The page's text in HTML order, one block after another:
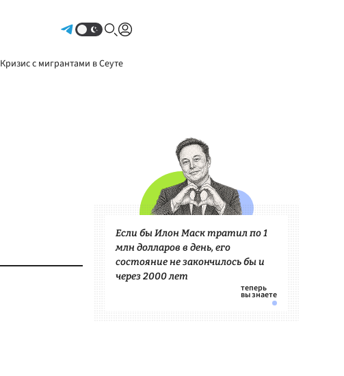
Кризис с мигрантами в Сеуте
Если бы Илон Маск тратил по 1
млн долларов в день, его
состояние не закончилось бы и
через 2000 лет